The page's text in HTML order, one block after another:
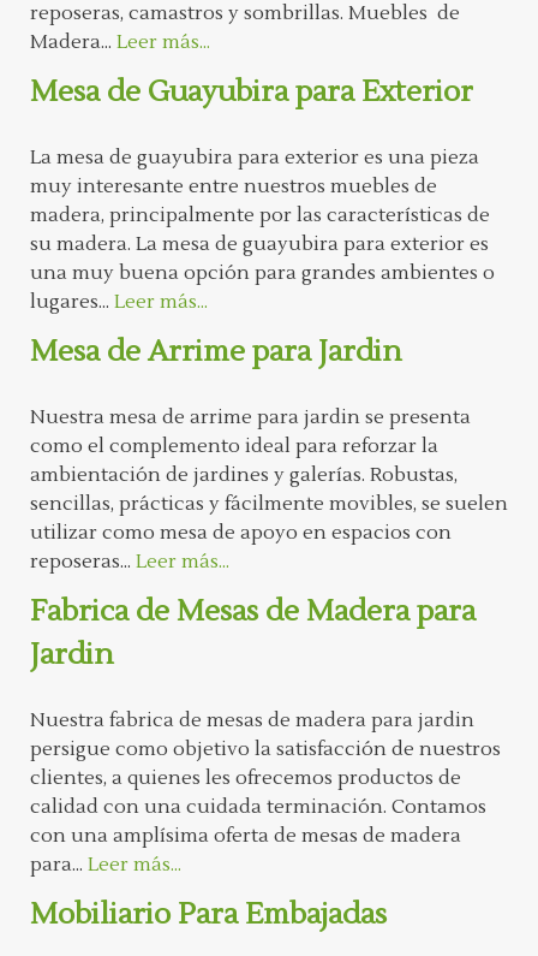
reposeras, camastros y sombrillas. Muebles de
Madera... Leer más...
Mesa de Guayubira para Exterior
La mesa de guayubira para exterior es una pieza
muy interesante entre nuestros muebles de
madera, principalmente por las características de
su madera. La mesa de guayubira para exterior es
una muy buena opción para grandes ambientes o
lugares... Leer más...
Mesa de Arrime para Jardin
Nuestra mesa de arrime para jardin se presenta
como el complemento ideal para reforzar la
ambientación de jardines y galerías. Robustas,
sencillas, prácticas y fácilmente movibles, se suelen
utilizar como mesa de apoyo en espacios con
reposeras... Leer más...
Fabrica de Mesas de Madera para
Jardin
Nuestra fabrica de mesas de madera para jardin
persigue como objetivo la satisfacción de nuestros
clientes, a quienes les ofrecemos productos de
calidad con una cuidada terminación. Contamos
con una amplísima oferta de mesas de madera
para... Leer más...
Mobiliario Para Embajadas